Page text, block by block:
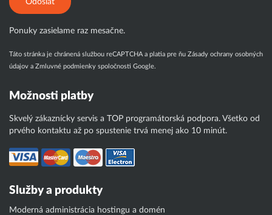
Odoslať
Ponuky zasielame raz mesačne.
Táto stránka je chránená službou reCAPTCHA a platia pre ňu Zásady ochrany osobných
údajov a Zmluvné podmienky spoločnosti Google.
Možnosti platby
Skvelý zákaznícky servis a TOP programátorská podpora. Všetko od
prvého kontaktu až po spustenie trvá menej ako 10 minút.
Služby a produkty
Moderná administrácia hostingu a domén